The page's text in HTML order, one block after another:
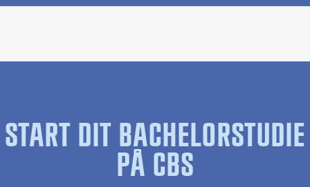
START DIT BACHELORSTUDIE
PÅ CBS